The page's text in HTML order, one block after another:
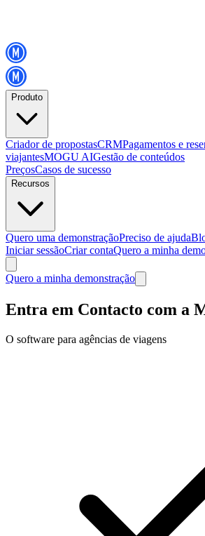
Produto
Criador de propostasCRMPagamentos e
viajantesMOGU AIGestão de conteúdos
PreçosCasos de sucesso
Recursos
Quero uma demonstraçãoPreciso de ajuda
Iniciar sessãoCriar contaQuero a minha
Quero a minha demonstração
Entra em Contacto com a
O software para agências de viagens